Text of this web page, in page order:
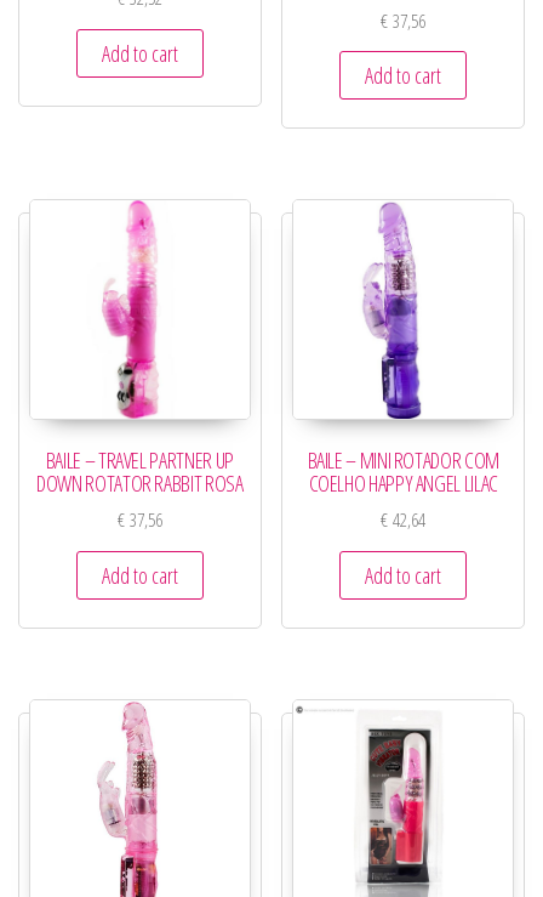
Add to cart
€37,56
Add to cart
BAILE – TRAVEL PARTNER UP
DOWN ROTATOR RABBIT ROSA
€37,56
Add to cart
BAILE – MINI ROTADOR COM
COELHO HAPPY ANGEL LILAC
€42,64
Add to cart